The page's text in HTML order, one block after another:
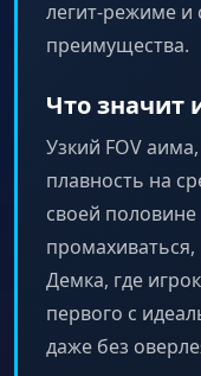
легит-режиме и
преимущества.
Что значит
Узкий FOV
плавность на
своей
промахиваться,
Демка, где
первого с
даже без